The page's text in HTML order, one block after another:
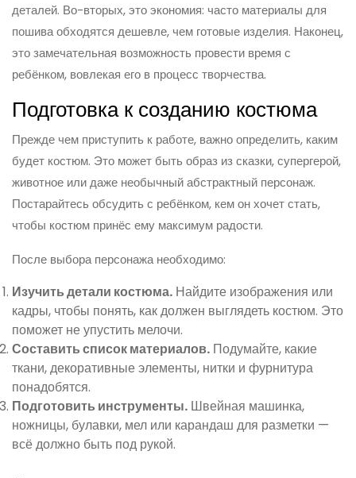
деталей. Во-вторых, это экономия: часто материалы для
пошива обходятся дешевле, чем готовые изделия. Наконец,
это замечательная возможность провести время с
ребёнком, вовлекая его в процесс творчества.
Подготовка к созданию костюма
Прежде чем приступить к работе, важно определить, каким
будет костюм. Это может быть образ из сказки, супергерой,
животное или даже необычный абстрактный персонаж.
Постарайтесь обсудить с ребёнком, кем он хочет стать,
чтобы костюм принёс ему максимум радости.
После выбора персонажа необходимо:
Изучить детали костюма. Найдите изображения или
кадры, чтобы понять, как должен выглядеть костюм. Это
поможет не упустить мелочи.
Составить список материалов. Подумайте, какие
ткани, декоративные элементы, нитки и фурнитура
понадобятся.
Подготовить инструменты. Швейная машинка,
ножницы, булавки, мел или карандаш для разметки —
всё должно быть под рукой.